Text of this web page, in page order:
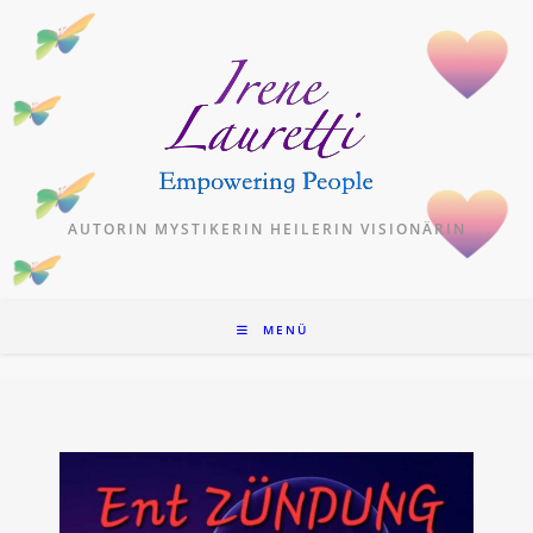
Inhalt
AUTORIN MYSTIKERIN HEILERIN VISIONÄRIN
MENÜ